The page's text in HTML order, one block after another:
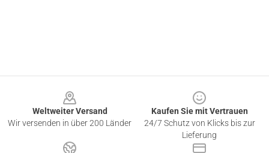
Weltweiter Versand
Wir versenden in über 200 Länder
Kaufen Sie mit Vertrauen
24/7 Schutz von Klicks bis zur
Lieferung